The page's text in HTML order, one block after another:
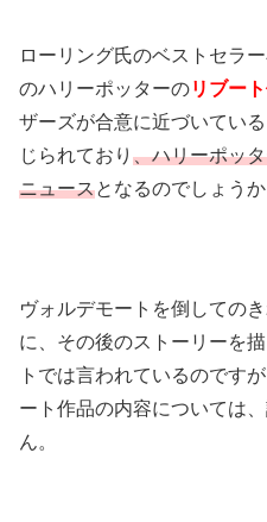
ローリング氏のベストセラ
のハリーポッターのリブー
ザーズが合意に近づいてい
じられており 、ハリーポッ
ニュースとなるのでしょうか
ヴォルデモートを倒しての
に、その後のストーリーを
トでは言われているのです
ート作品の内容については
ん。